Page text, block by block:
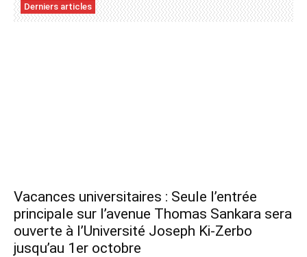
Derniers articles
Vacances universitaires : Seule l’entrée
principale sur l’avenue Thomas Sankara sera
ouverte à l’Université Joseph Ki-Zerbo
jusqu’au 1er octobre